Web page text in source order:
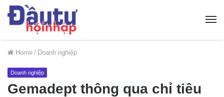
Home / Doanh nghiệp
Doanh nghiệp
Gemadept thông qua chỉ tiêu